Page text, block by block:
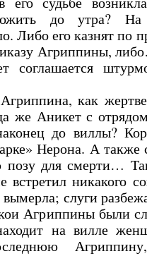
до утра? На
Либо его казнят по
Агриппины,
соглашается
как
же Аникет с
до виллы?
Нерона. А также
для смерти…
встретил никакого
вымерла; слуги
Агриппины были
на вилле